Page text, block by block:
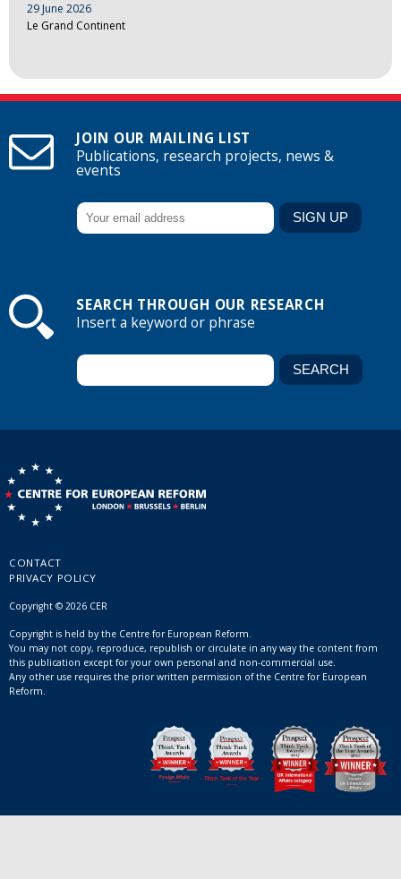
29 June 2026
Le Grand Continent
JOIN OUR MAILING LIST
Publications, research projects, news &
events
SEARCH THROUGH OUR RESEARCH
Insert a keyword or phrase
CONTACT
PRIVACY POLICY
Copyright © 2026 CER
Copyright is held by the Centre for European Reform.
You may not copy, reproduce, republish or circulate in any way the content from
this publication except for your own personal and non-commercial use.
Any other use requires the prior written permission of the Centre for European
Reform.